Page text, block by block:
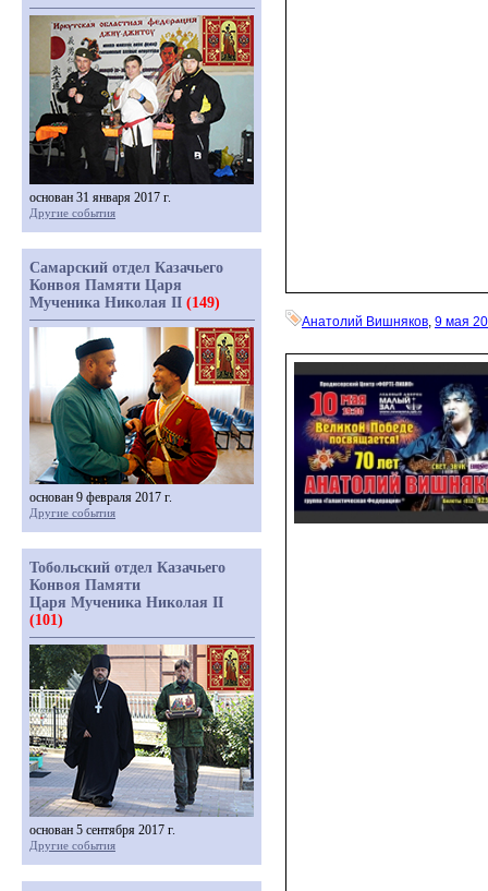
Анатолий Вишняков, 9 мая
основан 31 января 2017 г.
Другие события
Самарский отдел Казачьего
Конвоя Памяти Царя
Мученика Николая II (149)
основан 9 февраля 2017 г.
Другие события
Тобольский отдел Казачьего
Конвоя Памяти
Царя Мученика Николая II
(101)
основан 5 сентября 2017 г.
Другие события